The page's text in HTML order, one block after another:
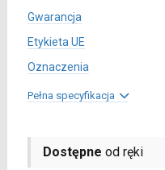
Gwarancja
Etykieta UE
Oznaczenia
Pełna specyfikacja
Dostępne od ręki